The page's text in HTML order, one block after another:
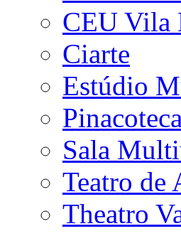
CEU Vila
Ciarte
Estúdio
Sala
Teatro de
Theatro